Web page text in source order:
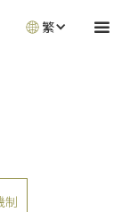
繁
制